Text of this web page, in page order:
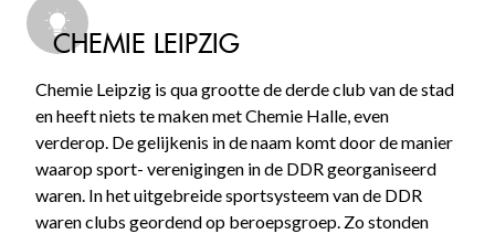
CHEMIE LEIPZIG
Chemie Leipzig is qua grootte de derde club van de stad
en heeft niets te maken met Chemie Halle, even
verderop. De gelijkenis in de naam komt door de manier
waarop sport- verenigingen in de DDR georganiseerd
waren. In het uitgebreide sportsysteem van de DDR
waren clubs geordend op beroepsgroep. Zo stonden